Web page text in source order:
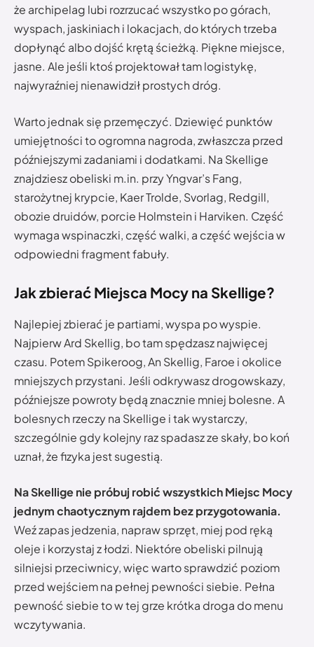
że archipelag lubi rozrzucać wszystko po górach,
wyspach, jaskiniach i lokacjach, do których trzeba
dopłynąć albo dojść krętą ścieżką. Piękne miejsce,
jasne. Ale jeśli ktoś projektował tam logistykę,
najwyraźniej nienawidził prostych dróg.
Warto jednak się przemęczyć. Dziewięć punktów
umiejętności to ogromna nagroda, zwłaszcza przed
późniejszymi zadaniami i dodatkami. Na Skellige
znajdziesz obeliski m.in. przy Yngvar’s Fang,
starożytnej krypcie, Kaer Trolde, Svorlag, Redgill,
obozie druidów, porcie Holmstein i Harviken. Część
wymaga wspinaczki, część walki, a część wejścia w
odpowiedni fragment fabuły.
Jak zbierać Miejsca Mocy na Skellige?
Najlepiej zbierać je partiami, wyspa po wyspie.
Najpierw Ard Skellig, bo tam spędzasz najwięcej
czasu. Potem Spikeroog, An Skellig, Faroe i okolice
mniejszych przystani. Jeśli odkrywasz drogowskazy,
późniejsze powroty będą znacznie mniej bolesne. A
bolesnych rzeczy na Skellige i tak wystarczy,
szczególnie gdy kolejny raz spadasz ze skały, bo koń
uznał, że fizyka jest sugestią.
Na Skellige nie próbuj robić wszystkich Miejsc Mocy
jednym chaotycznym rajdem bez przygotowania.
Weź zapas jedzenia, napraw sprzęt, miej pod ręką
oleje i korzystaj z łodzi. Niektóre obeliski pilnują
silniejsi przeciwnicy, więc warto sprawdzić poziom
przed wejściem na pełnej pewności siebie. Pełna
pewność siebie to w tej grze krótka droga do menu
wczytywania.